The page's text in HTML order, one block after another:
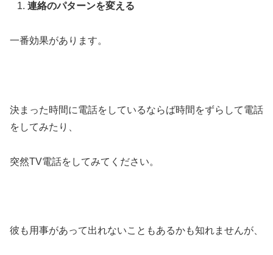
連絡のパターンを変える
一番効果があります。
決まった時間に電話をしているならば時間をずらして電話
をしてみたり、
突然TV電話をしてみてください。
彼も用事があって出れないこともあるかも知れませんが、